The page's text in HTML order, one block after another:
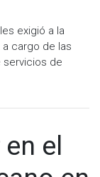
exigió a la
cargo de las
servicios de
luego
a la
de
de los
el